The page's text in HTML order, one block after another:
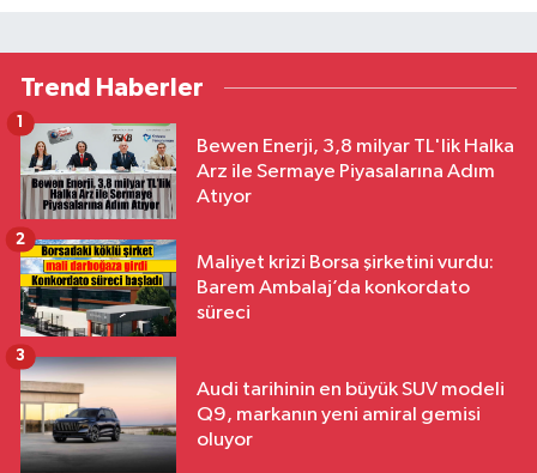
Trend Haberler
Bewen Enerji, 3,8 milyar TL'lik Halka
Arz ile Sermaye Piyasalarına Adım
Atıyor
1
Maliyet krizi Borsa şirketini vurdu:
Barem Ambalaj’da konkordato
süreci
2
Audi tarihinin en büyük SUV modeli
Q9, markanın yeni amiral gemisi
oluyor
3